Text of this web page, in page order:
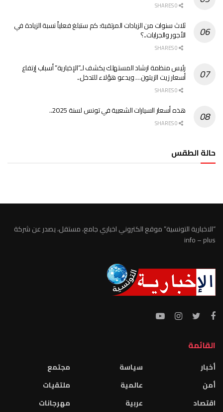
0 SHARES
ثلاث سنوات من الزيادات المرتقبة: كم ستبلغ فعلياً نسبة الزيادة في
الأجور والجرايات..؟
0 SHARES
رئيس منظمة ارشاد المستهلك يكشف لـ”الإخبارية” أسباب إرتفاع
أسعار زيت الزيتون… ويدعو هؤلاء للتدخل..
0 SHARES
هذه أسعار السيارات الشعبية في تونس لسنة 2025..
0 SHARES
حالة الطقس
“الاخبارية التونسية” موقع الكتروني اخباري جامع، مستقل، يصدر عن شركة
info – plus
القائمة
أخبار
أمن
اقتصاد
سياسة
عالمية
عربية
مجتمع
ملتقيات
مهرجانات